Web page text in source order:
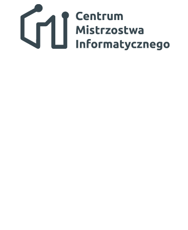
Przejdź do głównej zawartości
Centrum Mistrzostwa Informatycznego